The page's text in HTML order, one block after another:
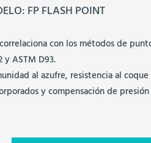
FP FLASH POINT
con los métodos de
y ASTM D93.
al azufre, resistencia al
y compensación de